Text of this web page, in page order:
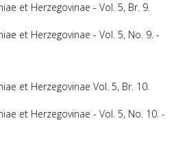
et Herzegovinae - Vol. 5, Br. 9.
et Herzegovinae - Vol. 5, No. 9. -
et Herzegovinae Vol. 5, Br. 10.
et Herzegovinae - Vol. 5, No. 10. -